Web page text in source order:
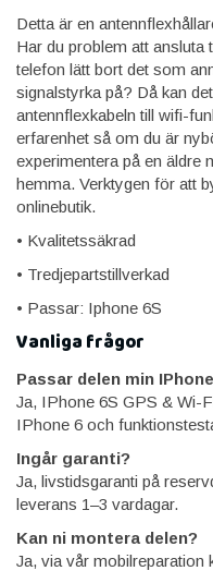
Detta är en
Har du problem att ansluta
telefon lätt bort det som
signalstyrka på? Då kan
antennflexkabeln till wifi-
erfarenhet så om du är
experimentera på en äldre
hemma. Verktygen för att
onlinebutik.
• Kvalitetssäkrad
• Tredjepartstillverkad
• Passar: Iphone 6S
Vanliga frågor
Passar delen min
Ja, IPhone 6S GPS & Wi-
IPhone 6 och
Ingår garanti?
Ja, livstidsgaranti på
leverans 1–3 vardagar.
Kan ni montera delen?
Ja, via vår mobilreparation